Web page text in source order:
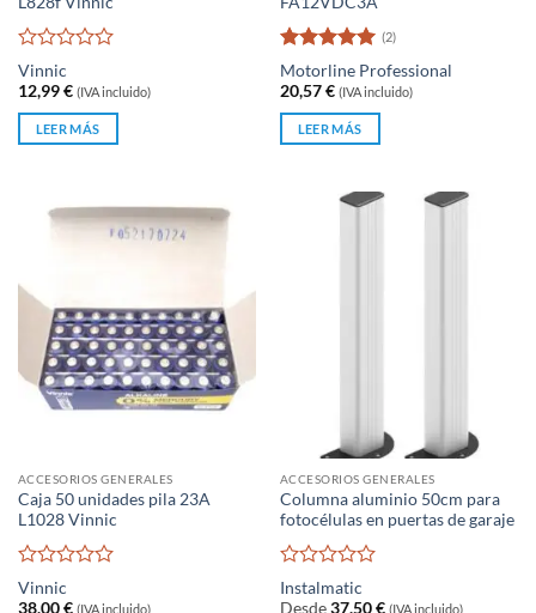
Valorado
con
0
5
Vinnic
12,99€ (IVA incluido)
LEER MÁS
Valorado
con5 de 5
(2)
Motorline Professional
20,57€ (IVA incluido)
LEER MÁS
ACCESORIOS GENERALES
Caja 50 unidades pila 23A
L1028 Vinnic
Valorado
con
Vinnic
38,00€ (IVA incluido)
ACCESORIOS GENERALES
Columna aluminio 50cm para
fotocélulas en puertas de garaje
Valorado
con
Instalmatic
Desde 37,50€ (IVA incluido)